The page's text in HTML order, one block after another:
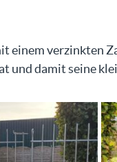
einem verzinkten
und damit seine